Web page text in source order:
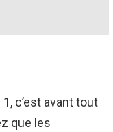
c’est avant tout
que les